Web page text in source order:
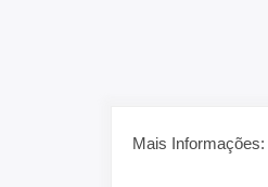
Mais Informações: